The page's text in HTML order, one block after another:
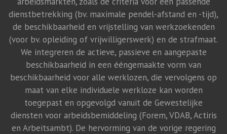
dienstbetrekking (bv. maximale pendel-afstand en -tijd),
de beschikbaarheid en vrijstelling van werkzoekenden
(voor bv. opleiding of vrijwilligerswerk) en de strafmaat.
We integreren de actieve, passieve en aangepaste
beschikbaarheid in een ééngemaakte vorm van
beschikbaarheid voor alle werklozen, die vervolgens op
maat van elke individuele werkloze kan worden
toegepast en opgevolgd vanuit de Gewestelijke
diensten voor arbeidsbemiddeling (Forem, VDAB, Actiris
en Arbeitsambt). De hervorming van de vorige regering